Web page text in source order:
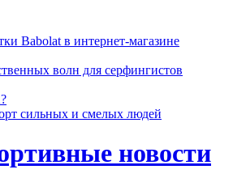
Babolat в интернет-магазине
волн для серфингистов
сильных и смелых людей
новости